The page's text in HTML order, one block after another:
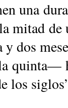
una
mi­tad de
dos
quin­ta—
los